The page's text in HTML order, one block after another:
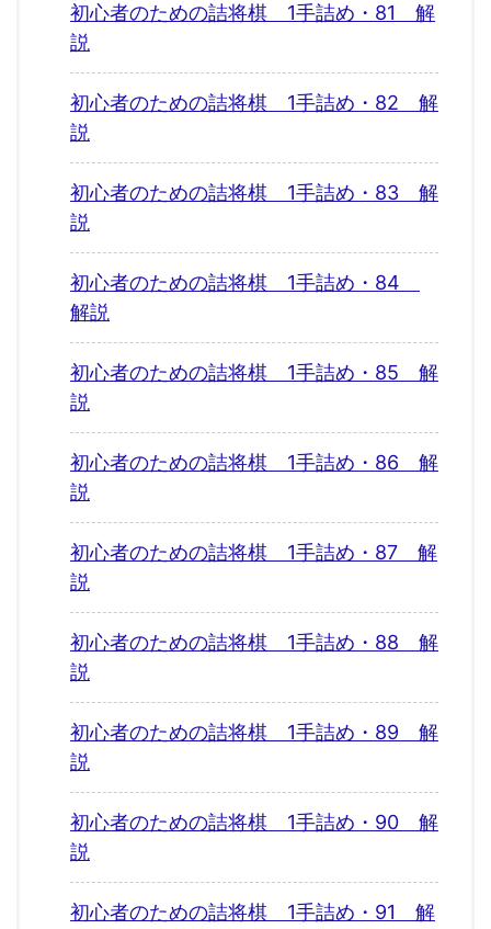
初心者のための詰将棋 1手詰め・81 解
説
初心者のための詰将棋 1手詰め・82 解
説
初心者のための詰将棋 1手詰め・83 解
説
初心者のための詰将棋 1手詰め・84
解説
初心者のための詰将棋 1手詰め・85 解
説
初心者のための詰将棋 1手詰め・86 解
説
初心者のための詰将棋 1手詰め・87 解
説
初心者のための詰将棋 1手詰め・88 解
説
初心者のための詰将棋 1手詰め・89 解
説
初心者のための詰将棋 1手詰め・90 解
説
初心者のための詰将棋 1手詰め・91 解